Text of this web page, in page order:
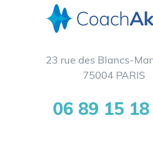
23 rue des Blancs-
75004 PARIS
06 89 15